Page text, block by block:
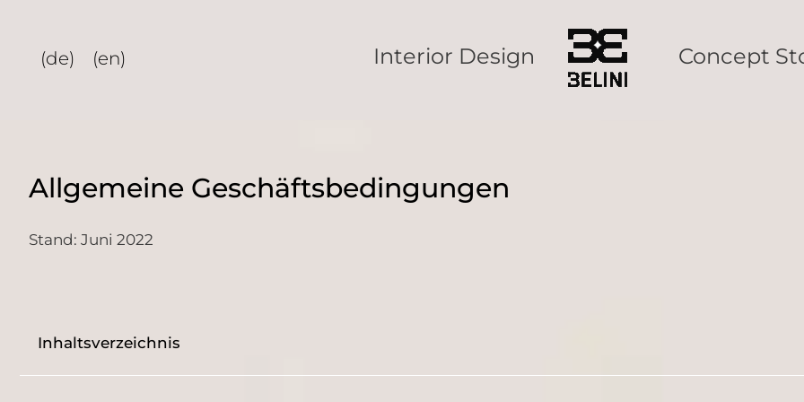
springen
(de) (en) Interior Design Concept
Allgemeine Geschäftsbedingungen
Stand: Juni 2022
Inhaltsverzeichnis